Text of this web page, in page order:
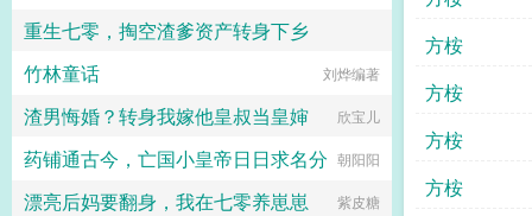
方桉
方桉
方桉
方桉
重生七零，掏空渣爹资产转身下乡
凭心悦独自上东楼
竹林童话 刘烨编著
渣男悔婚？转身我嫁他皇叔当皇婶 欣宝儿
药铺通古今，亡国小皇帝日日求名分 朝阳阳
漂亮后妈要翻身，我在七零养崽崽 紫皮糖